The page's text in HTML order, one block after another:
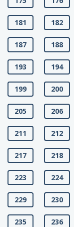
181 182
187 188
193 194
199 200
205 206
211 212
217 218
223 224
229 230
235 236